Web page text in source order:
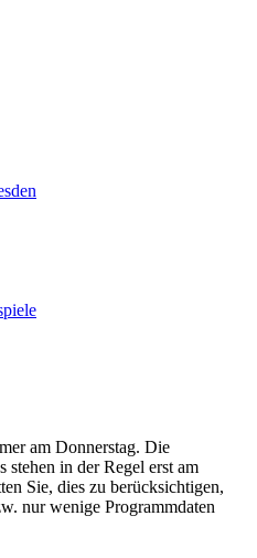
am Donnerstag. Die
stehen in der Regel erst am
Sie, dies zu berücksichtigen,
nur wenige Programmdaten